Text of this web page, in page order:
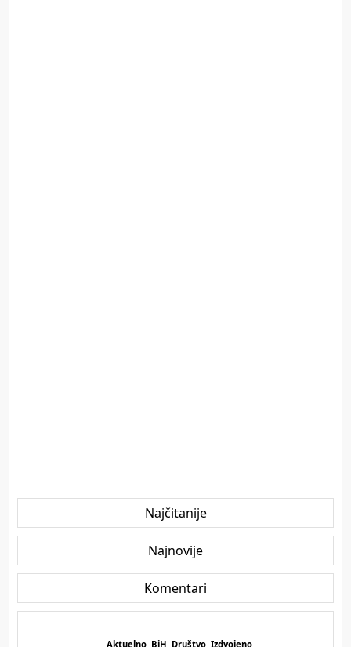
Najčitanije
Najnovije
Komentari